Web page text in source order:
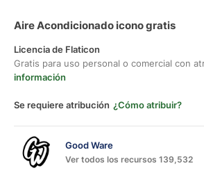
Aire Acondicionado icono gratis
Licencia de Flaticon
Gratis para uso personal o comercial con
información
Se requiere atribución ¿Cómo atribuir?
Good Ware
Ver todos los recursos 139,532